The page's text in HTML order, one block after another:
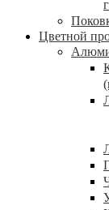
Цветной